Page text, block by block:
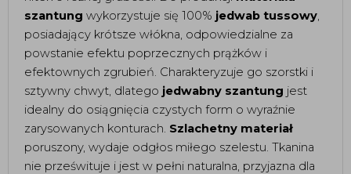
szantung wykorzystuje się 100% jedwab tussowy,
posiadający krótsze włókna, odpowiedzialne za
powstanie efektu poprzecznych prążków i
efektownych zgrubień. Charakteryzuje go szorstki i
sztywny chwyt, dlatego jedwabny szantung jest
idealny do osiągnięcia czystych form o wyraźnie
zarysowanych konturach. Szlachetny materiał
poruszony, wydaje odgłos miłego szelestu. Tkanina
nie prześwituje i jest w pełni naturalna, przyjazna dla